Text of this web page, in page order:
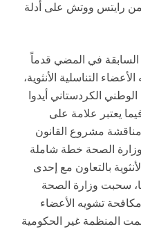
رايتس ووتش على أدلة
السابقة في المضي قدماً
التناسلية الأنثوية،
الكردستاني أيدوا
وفيما يعتبر علامة على
مشروع القانون
عام 2009، أعدت وزارة الصحة خطة شاملة
بالتعاون مع إحدى
سحبت وزارة الصحة
تشويه الأعضاء
المنظمة غير الحكومية